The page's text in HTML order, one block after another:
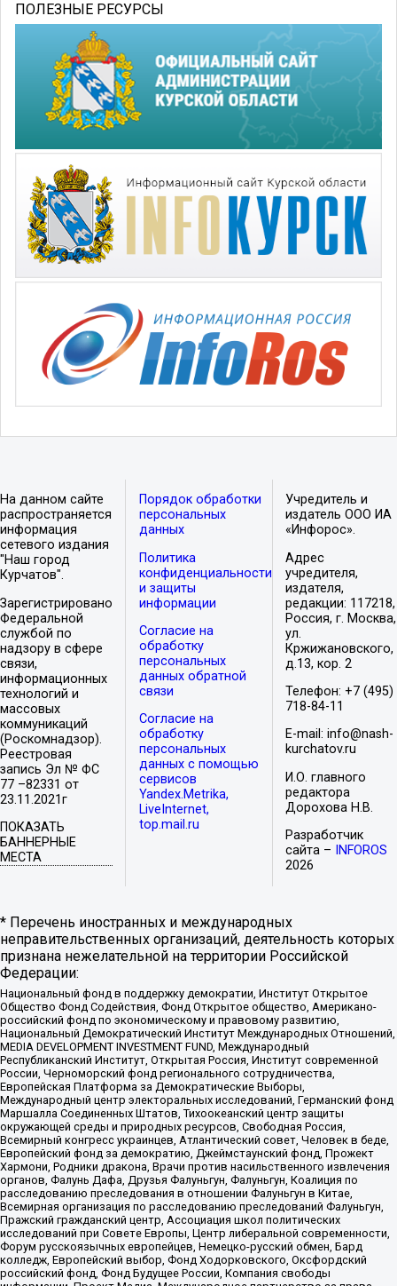
ПОЛЕЗНЫЕ РЕСУРСЫ
На данном сайте
распространяется
информация
сетевого издания
"Наш город
Курчатов".
Зарегистрировано
Федеральной
службой по
надзору в сфере
связи,
информационных
технологий и
массовых
коммуникаций
(Роскомнадзор).
Реестровая
запись Эл № ФС
77 –82331 от
23.11.2021г
ПОКАЗАТЬ
БАННЕРНЫЕ
МЕСТА
Порядок обработки
персональных
данных
Политика
конфиденциальности
и защиты
информации
Согласие на
обработку
персональных
данных обратной
связи
Согласие на
обработку
персональных
данных с помощью
сервисов
Yandex.Metrika,
LiveInternet,
top.mail.ru
Учредитель и
издатель ООО ИА
«Инфорос».
Адрес
учредителя,
издателя,
редакции: 117218,
Россия, г. Москва,
ул.
Кржижановского,
д.13, кор. 2
Телефон: +7 (495)
718-84-11
E-mail: info@nash-
kurchatov.ru
И.О. главного
редактора
Дорохова Н.В.
Разработчик
сайта –
INFOROS
2026
* Перечень иностранных и международных
неправительственных организаций, деятельность которых
признана нежелательной на территории Российской
Федерации:
Национальный фонд в поддержку демократии, Институт Открытое
Общество Фонд Содействия, Фонд Открытое общество, Американо-
российский фонд по экономическому и правовому развитию,
Национальный Демократический Институт Международных Отношений,
MEDIA DEVELOPMENT INVESTMENT FUND, Международный
Республиканский Институт, Открытая Россия, Институт современной
России, Черноморский фонд регионального сотрудничества,
Европейская Платформа за Демократические Выборы,
Международный центр электоральных исследований, Германский фонд
Маршалла Соединенных Штатов, Тихоокеанский центр защиты
окружающей среды и природных ресурсов, Свободная Россия,
Всемирный конгресс украинцев, Атлантический совет, Человек в беде,
Европейский фонд за демократию, Джеймстаунский фонд, Прожект
Хармони, Родники дракона, Врачи против насильственного извлечения
органов, Фалунь Дафа, Друзья Фалуньгун, Фалуньгун, Коалиция по
расследованию преследования в отношении Фалуньгун в Китае,
Всемирная организация по расследованию преследований Фалуньгун,
Пражский гражданский центр, Ассоциация школ политических
исследований при Совете Европы, Центр либеральной современности,
Форум русскоязычных европейцев, Немецко-русский обмен, Бард
колледж, Европейский выбор, Фонд Ходорковского, Оксфордский
российский фонд, Фонд Будущее России, Компания свободы